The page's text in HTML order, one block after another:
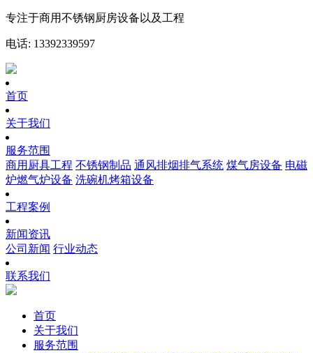
专注于商用不锈钢厨房设备以及工程
电话: 13392339597
首页
关于我们
服务范围
商用厨具工程 不锈钢制品 通风排烟排气系统 煤气房设备 电磁
炉燃气炉设备 洗碗机烤箱设备
工程案例
新闻资讯
公司新闻 行业动态
联系我们
首页
关于我们
服务范围